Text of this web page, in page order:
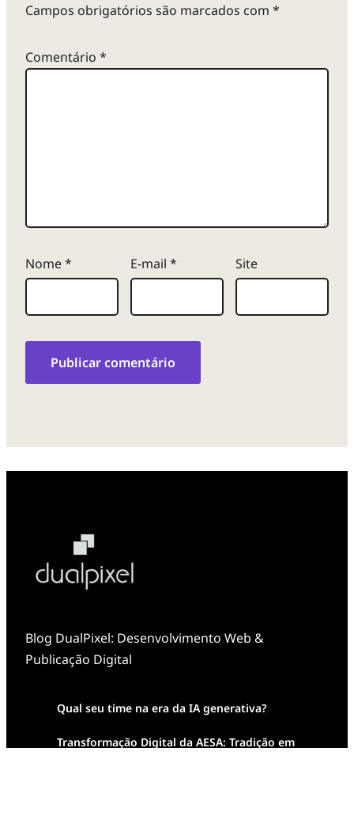
Campos obrigatórios são marcados com *
Comentário *
Nome* E-mail * Site
Blog DualPixel: Desenvolvimento Web &
Publicação Digital
Qual seu time na era da IA generativa?
Transformação Digital da AESA: Tradição em